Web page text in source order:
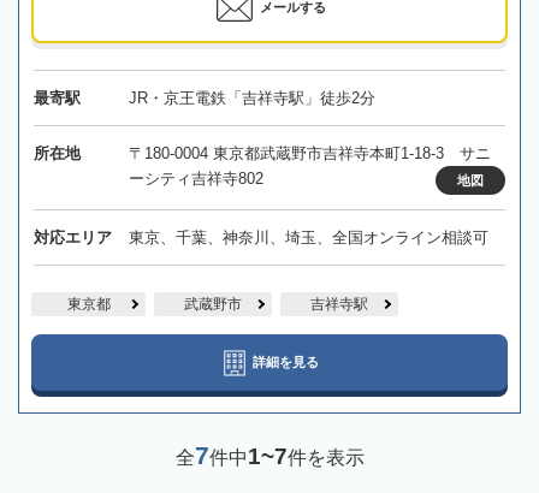
メールする
最寄駅 JR・京王電鉄「吉祥寺駅」徒歩2分
所在地
〒180-0004 東京都武蔵野市吉祥寺本町1-18-3 サニ
ーシティ吉祥寺802
地図
対応エリア 東京、千葉、神奈川、埼玉、全国オンライン相談可
東京都 武蔵野市 吉祥寺駅
詳細を見る
全7件中1~7件を表示